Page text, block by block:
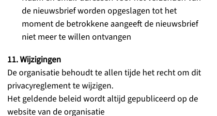
de nieuwsbrief worden opgeslagen tot het
moment de betrokkene aangeeft de nieuwsbrief
niet meer te willen ontvangen
11. Wijzigingen
De organisatie behoudt te allen tijde het recht om dit
privacyreglement te wijzigen.
Het geldende beleid wordt altijd gepubliceerd op de
website van de organisatie